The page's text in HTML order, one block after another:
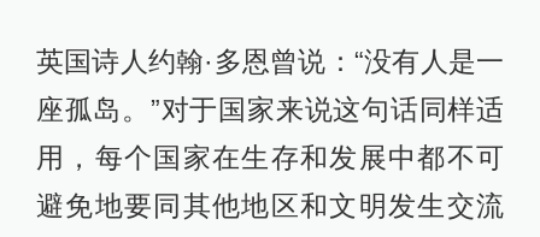
英国诗人约翰·多恩曾说：“没有人是一
座孤岛。”对于国家来说这句话同样适
用，每个国家在生存和发展中都不可
避免地要同其他地区和文明发生交流